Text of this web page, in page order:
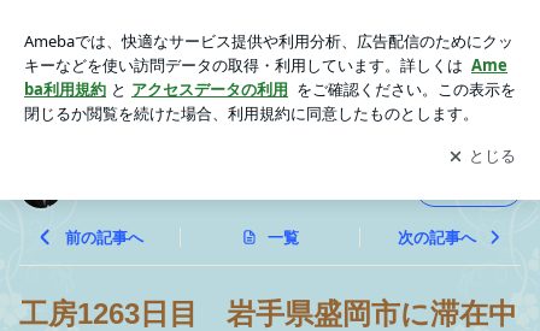
すく日記アプリをダウンロードして ブログの更新通知
を受け取りまし
ょう。
開く
前の記事へ 一覧 次の記事へ
工房1263日目 岩手県盛岡市に滞在中